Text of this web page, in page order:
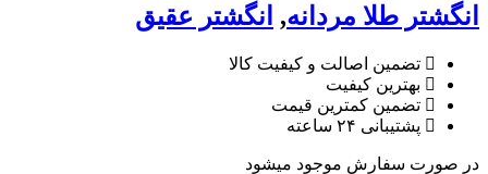
انگشتر طلا مردانه, انگشتر عقیق
تضمین اصالت و کیفیت کالا
بهترین کیفیت
تضمین کمترین قیمت
پشتیبانی ۲۴ ساعته
در صورت سفارش موجود میشود